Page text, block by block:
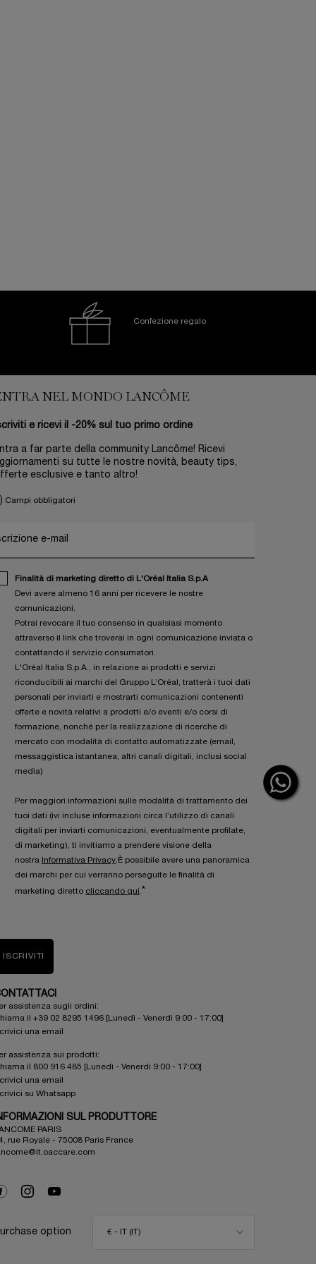
Confezione regalo
NEL MONDO LANCÔME
e ricevi il -20% sul tuo primo ordine
a far parte della community Lancôme! Ricevi
su tutte le nostre novità, beauty tips,
esclusive e tanto altro!
Campi obbligatori
e-mail
Finalità di marketing diretto di L'Oréal Italia S.p.A
Devi avere almeno 16 anni per ricevere le nostre
comunicazioni.
Potrai revocare il tuo consenso in qualsiasi momento
attraverso il link che troverai in ogni comunicazione inviata o
contattando il servizio consumatori.
L'Oréal Italia S.p.A., in relazione ai prodotti e servizi
riconducibili ai marchi del Gruppo L’Oréal, tratterà i tuoi dati
personali per inviarti e mostrarti comunicazioni contenenti
offerte e novità relativi a prodotti e/o eventi e/o corsi di
formazione, nonché per la realizzazione di ricerche di
mercato con modalità di contatto automatizzate (email,
messaggistica istantanea, altri canali digitali, inclusi social
media)
Per maggiori informazioni sulle modalità di trattamento dei
tuoi dati (ivi incluse informazioni circa l’utilizzo di canali
digitali per inviarti comunicazioni, eventualmente profilate,
di marketing), ti invitiamo a prendere visione della
nostra
Informativa Privacy .È possibile avere una panoramica
dei marchi per cui verranno perseguite le finalità di
marketing diretto cliccando qui *
ISCRIVITI
assistenza sugli ordini:
il +39 02 8295 1496 [Lunedì - Venerdì 9:00 - 17:00]
una email
assistenza sui prodotti:
il 800 916 485 [Lunedì - Venerdì 9:00 - 17:00]
una email
su Whatsapp
SUL PRODUTTORE
PARIS
rue Royale - 75008 Paris France
option € - IT (IT)